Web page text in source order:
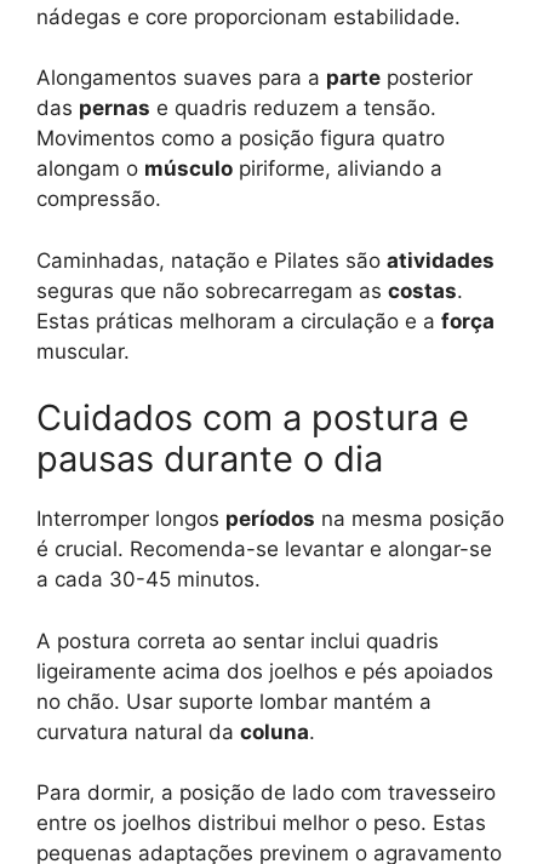
nádegas e core proporcionam estabilidade.
Alongamentos suaves para a parte posterior
das pernas e quadris reduzem a tensão.
Movimentos como a posição figura quatro
alongam o músculo piriforme, aliviando a
compressão.
Caminhadas, natação e Pilates são atividades
seguras que não sobrecarregam as costas.
Estas práticas melhoram a circulação e a força
muscular.
Cuidados com a postura e
pausas durante o dia
Interromper longos períodos na mesma posição
é crucial. Recomenda-se levantar e alongar-se
a cada 30-45 minutos.
A postura correta ao sentar inclui quadris
ligeiramente acima dos joelhos e pés apoiados
no chão. Usar suporte lombar mantém a
curvatura natural da coluna.
Para dormir, a posição de lado com travesseiro
entre os joelhos distribui melhor o peso. Estas
pequenas adaptações previnem o agravamento